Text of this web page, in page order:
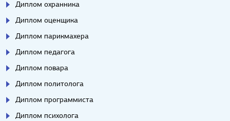
Диплом охранника
Диплом оценщика
Диплом парикмахера
Диплом педагога
Диплом повара
Диплом политолога
Диплом программиста
Диплом психолога